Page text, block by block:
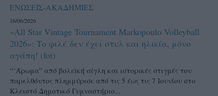
ΕΝΩΣΕΙΣ-ΑΚΑΔΗΜΙΕΣ
16/06/2026
«All Star Vintage Tournament Markopoulo Volleyball
2026»: Το φιλέ δεν έχει στυλ και ηλικία, μόνο
αγάπη! (fot)
“‘Άρωμα” από βολεϊκή αίγλη και ιστορικές στιγμές του
παρελθόντος πλημμύρισε από τις 5 έως τις 7 Ιουνίου στο
Κλειστό Δημοτικό Γυμναστήριο...